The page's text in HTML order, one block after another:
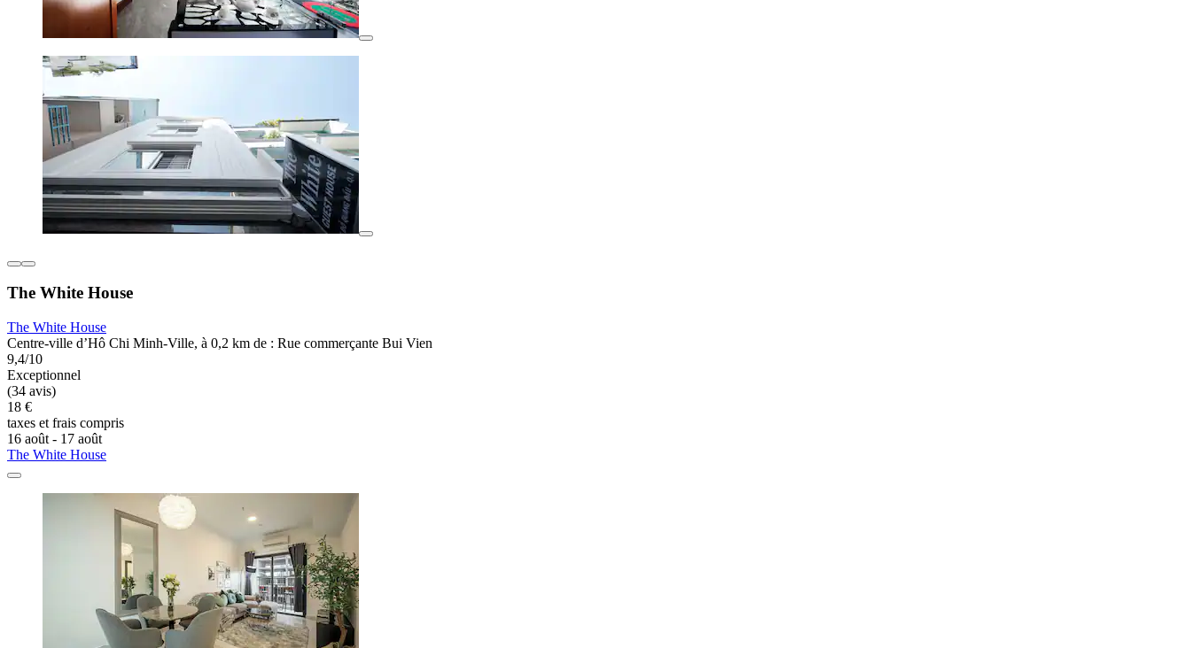
The White House
The White House
Centre-ville d’Hô Chi Minh-Ville, à 0,2 km de : Rue commerçante Bui Vien
9,4/10
Exceptionnel
(34 avis)
18 €
taxes et frais compris
16 août - 17 août
The White House